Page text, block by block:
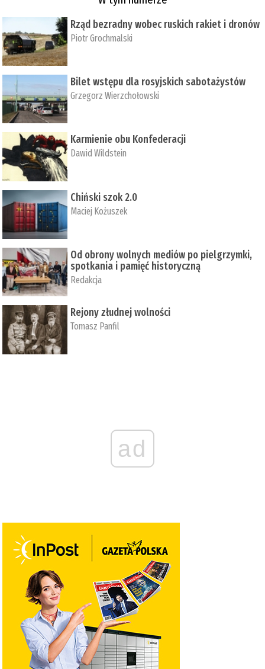
Rząd bezradny wobec ruskich rakiet i dronów
Piotr Grochmalski
Bilet wstępu dla rosyjskich sabotażystów
Grzegorz Wierzchołowski
Karmienie obu Konfederacji
Dawid Wildstein
Chiński szok 2.0
Maciej Kożuszek
Od obrony wolnych mediów po pielgrzymki,
spotkania i pamięć historyczną
Redakcja
Rejony złudnej wolności
Tomasz Panfil
ad